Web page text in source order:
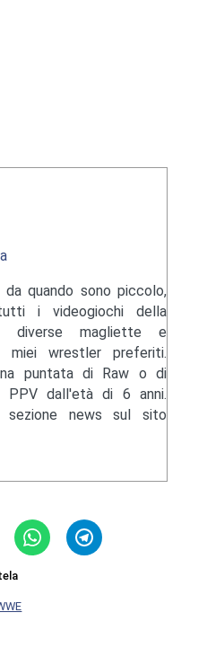
quando sono piccolo,
i videogiochi della
diverse magliette e
wrestler preferiti.
puntata di Raw o di
PPV dall'età di 6 anni.
news sul sito